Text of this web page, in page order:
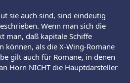
sie auch sind, sind eindeutig
Wenn man sich die
man, daß kapitale Schiffe
können, als die X-Wing-Romane
gilt auch für Romane, in denen
Horn NICHT die Hauptdarsteller